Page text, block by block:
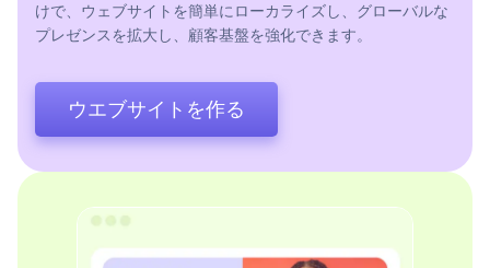
けで、ウェブサイトを簡単にローカライズし、グローバルな
プレゼンスを拡大し、顧客基盤を強化できます。
ウエブサイトを作る